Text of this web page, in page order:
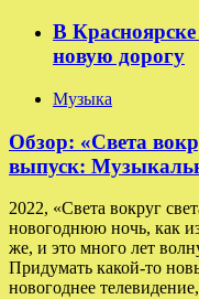
В
новую дорогу
Музыка
Обзор: «Света
выпуск:
2022, «Света вокруг
новогоднюю ночь, как
же, и это много лет
Придумать какой-то
новогоднее